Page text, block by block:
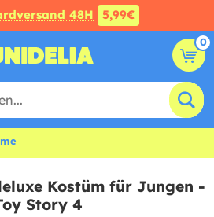
48H 5,99€
0
Kostüm für Jungen -
Story 4